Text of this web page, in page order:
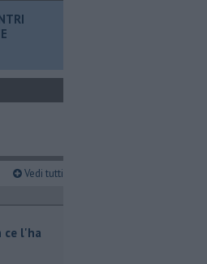
Vedi tutti
ce l'ha